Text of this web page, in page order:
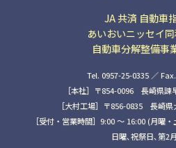
JA 共済 自動車
あいおいニッセイ
自動車分解整備事
Tel. 0957-25-0335 ／
［本社］〒854-0096 長崎県諫
［大村工場］〒856-0835 長崎
［受付・営業時間］9:00 ～ 16:00 (月曜
日曜､祝祭日､第2